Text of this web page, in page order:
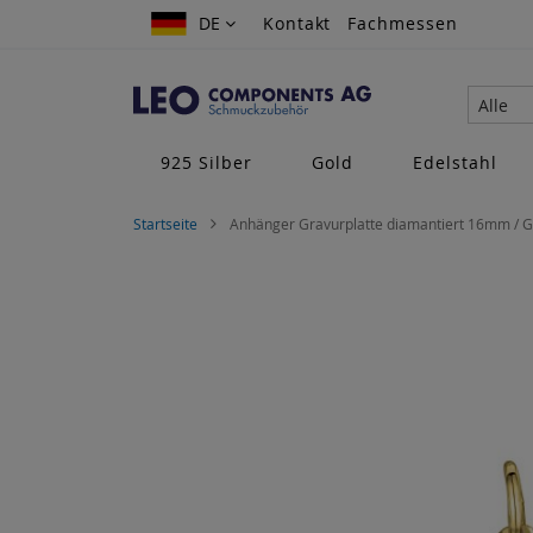
Zum
DE
DE Kontakt Fachmessen
Alle
925 Silber
Gold Edelstahl
Startseite Anhänger Gravurplatte diamantiert 16mm /